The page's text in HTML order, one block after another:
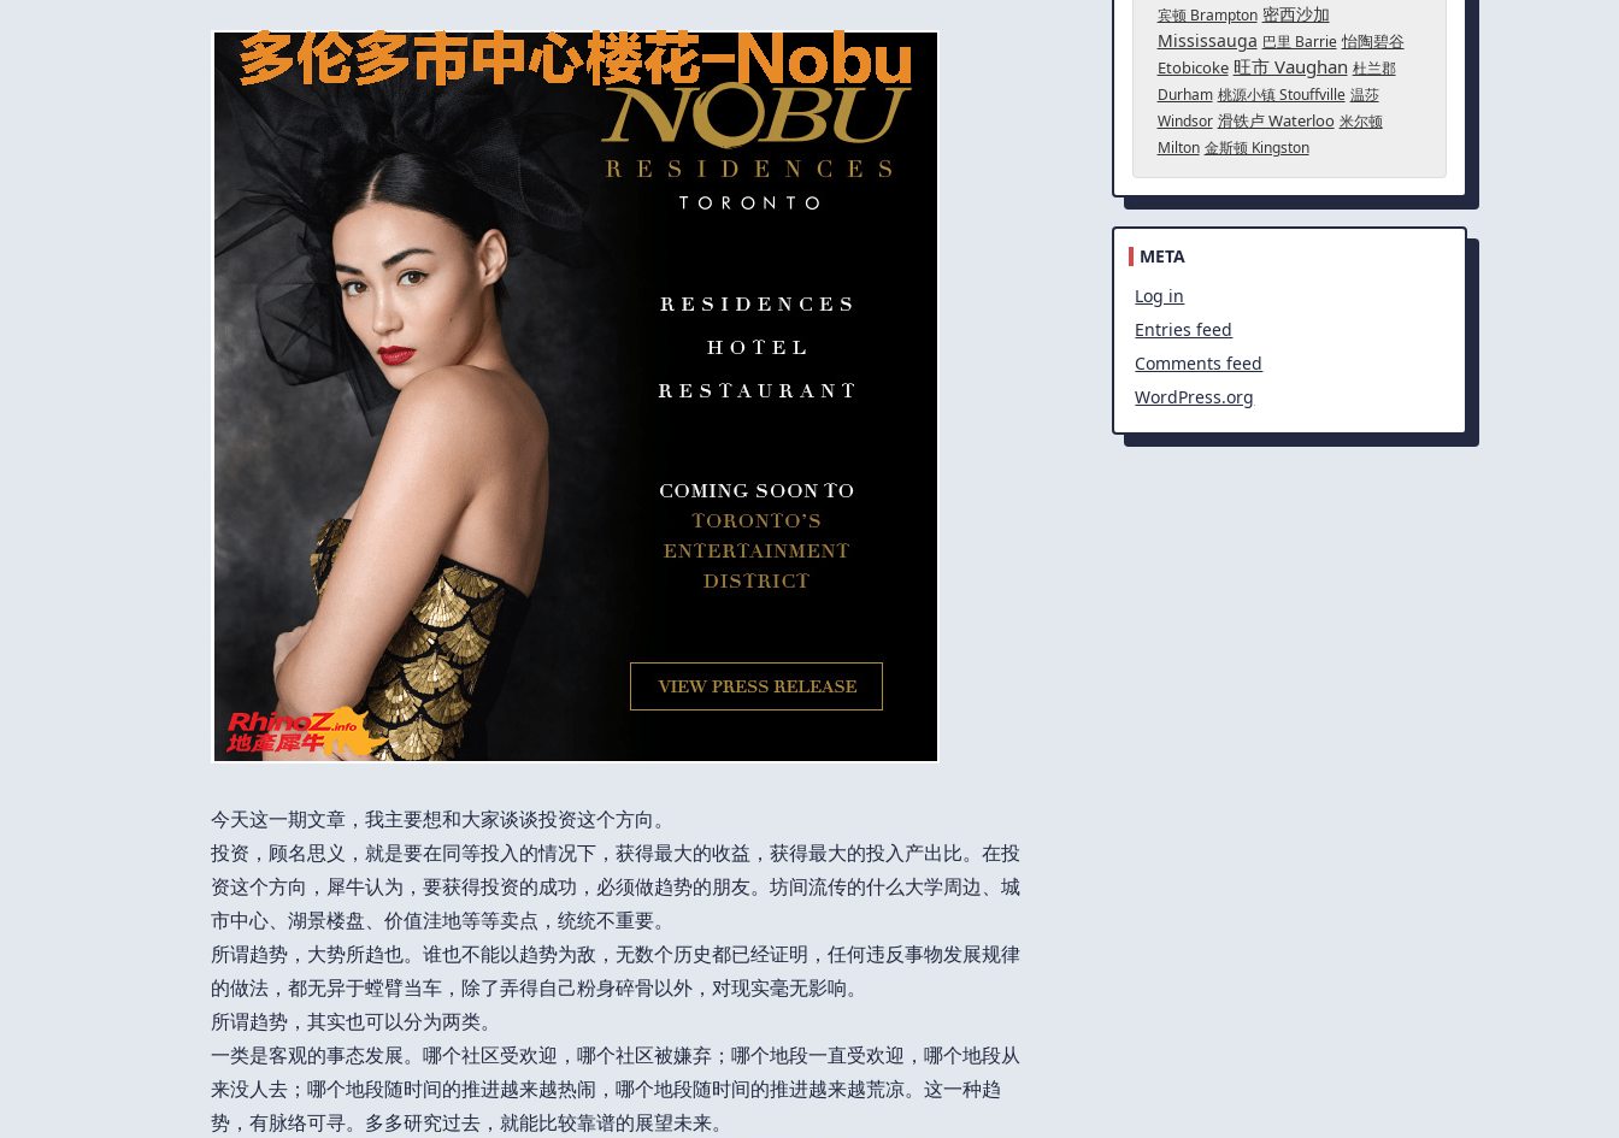
今天这一期文章，我主要想和大家谈谈投资这个方向。
投资，顾名思义，就是要在同等投入的情况下，获得最大的收益，获得最大的投入产出比。在投
资这个方向，犀牛认为，要获得投资的成功，必须做趋势的朋友。坊间流传的什么大学周边、城
市中心、湖景楼盘、价值洼地等等卖点，统统不重要。
所谓趋势，大势所趋也。谁也不能以趋势为敌，无数个历史都已经证明，任何违反事物发展规律
的做法，都无异于螳臂当车，除了弄得自己粉身碎骨以外，对现实毫无影响。
所谓趋势，其实也可以分为两类。
一类是客观的事态发展。哪个社区受欢迎，哪个社区被嫌弃；哪个地段一直受欢迎，哪个地段从
来没人去；哪个地段随时间的推进越来越热闹，哪个地段随时间的推进越来越荒凉。这一种趋
势，有脉络可寻。多多研究过去，就能比较靠谱的展望未来。
宾顿 Brampton 密西沙加
Mississauga 巴里 Barrie 怡陶碧谷
Etobicoke 旺市 Vaughan 杜兰郡
Durham 桃源小镇 Stouffville 温莎
Windsor 滑铁卢 Waterloo 米尔顿
Milton 金斯顿 Kingston
META
Log in
Entries feed
Comments feed
WordPress.org